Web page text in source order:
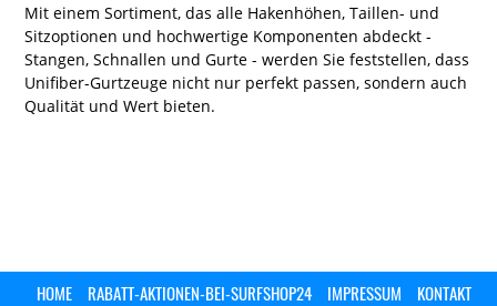
Mit einem Sortiment, das alle Hakenhöhen, Taillen- und
Sitzoptionen und hochwertige Komponenten abdeckt -
Stangen, Schnallen und Gurte - werden Sie feststellen, dass
Unifiber-Gurtzeuge nicht nur perfekt passen, sondern auch
Qualität und Wert bieten.
HOME RABATT-AKTIONEN-BEI-SURFSHOP24 IMPRESSUM
KONTAKT